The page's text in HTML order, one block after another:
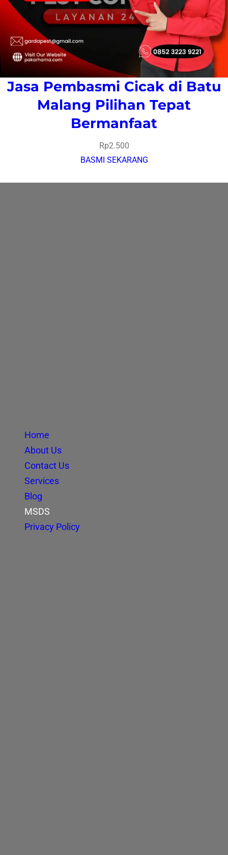
Jasa Pembasmi Cicak di Batu
Malang Pilihan Tepat
Bermanfaat
Rp2.500
BASMI SEKARANG
Home
About Us
Contact Us
Services
Blog
MSDS
Privacy Policy